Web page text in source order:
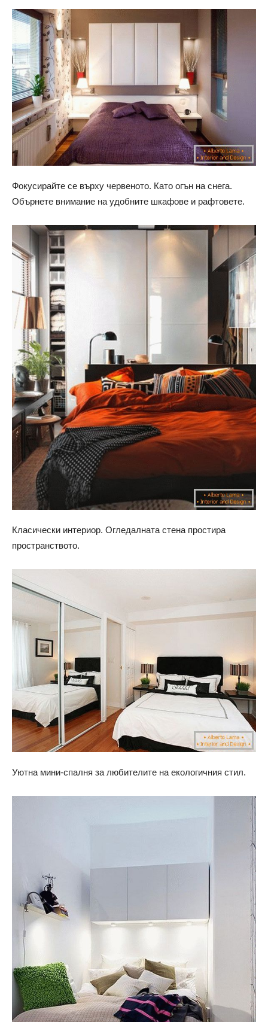
Фокусирайте се върху червеното. Като огън на снега.
Обърнете внимание на удобните шкафове и рафтовете.
Класически интериор. Огледалната стена простира
пространството.
Уютна мини-спалня за любителите на екологичния стил.